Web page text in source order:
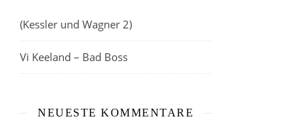
(Kessler und Wagner 2)
Vi Keeland – Bad Boss
NEUESTE KOMMENTARE